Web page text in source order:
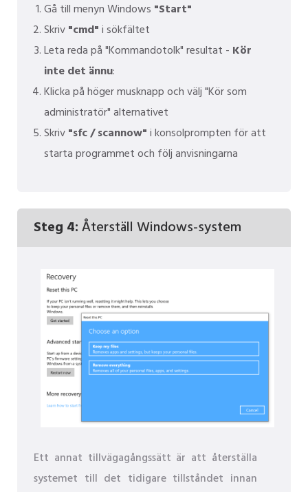
Gå till menyn Windows "Start"
Skriv"cmd"i sökfältet
Leta reda på "Kommandotolk" resultat - Kör
inte det ännu:
Klicka på höger musknapp och välj "Kör som
administratör" alternativet
Skriv"sfc / scannow"i konsolprompten för att
starta programmet och följ anvisningarna
Steg 4:Återställ Windows-system
Ett annat tillvägagångssätt är att återställa
systemet till det tidigare tillståndet innan